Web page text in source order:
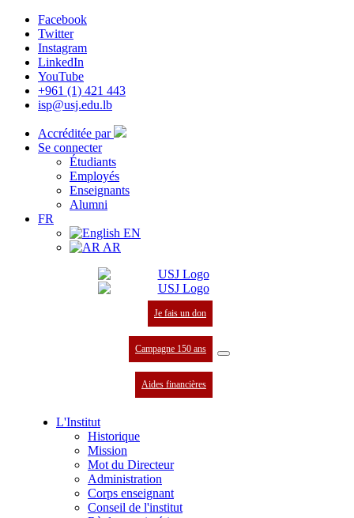
Facebook
Twitter
Instagram
LinkedIn
YouTube
+961 (1) 421 443
isp@usj.edu.lb
Accréditée par
Se connecter
Étudiants
Employés
Enseignants
Alumni
FR
EN
AR
Je fais un don
Campagne 150 ans
Aides financières
L'Institut
Historique
Mission
Mot du Directeur
Administration
Corps enseignant
Conseil de l'institut